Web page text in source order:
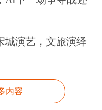
活动记录表中
主要取决于市
2025年上半年
占比保持持续
续出货。从目
城演艺，文旅演绎
内容